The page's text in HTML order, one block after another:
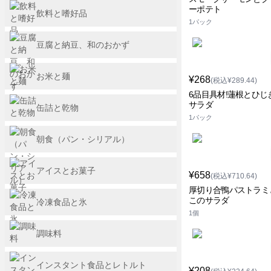
ーポテト
1パック
¥268(税込¥289.44)
6品目具材!蓮根とひじ
サラダ
1パック
¥658(税込¥710.64)
厚切り合鴨パストラ
このサラダ
1個
飲料と嗜好品
豆腐と納豆、和のおかず
お米と麺
缶詰と乾物
朝食（パン・シリアル）
アイスとお菓子
冷凍食品と氷
調味料
インスタント食品とレトルト